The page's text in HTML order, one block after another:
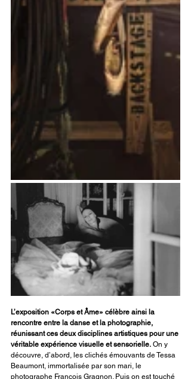
L’exposition «Corps et Âme» célèbre ainsi la
rencontre entre la danse et la photographie,
réunissant ces deux disciplines artistiques pour une
véritable expérience visuelle et sensorielle. On y
découvre, d’abord, les clichés émouvants de Tessa
Beaumont, immortalisée par son mari, le
photographe François Gragnon. Puis on est touché